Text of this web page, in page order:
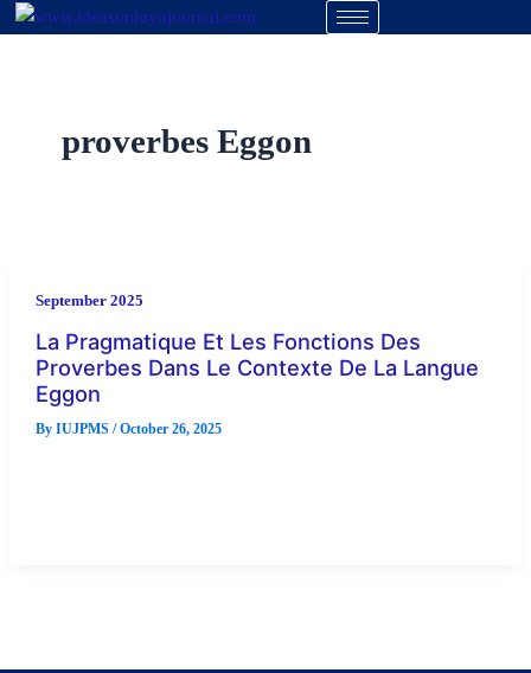
Skip
proverbes Eggon
September 2025
La Pragmatique Et Les Fonctions Des
Proverbes Dans Le Contexte De La Langue
Eggon
By IUJPMS /October 26, 2025